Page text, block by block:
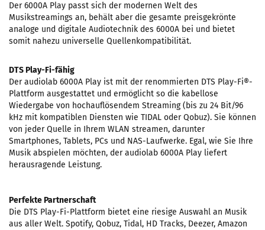
Der 6000A Play passt sich der modernen Welt des
Musikstreamings an, behält aber die gesamte preisgekrönte
analoge und digitale Audiotechnik des 6000A bei und bietet
somit nahezu universelle Quellenkompatibilität.
DTS Play-Fi-fähig
Der audiolab 6000A Play ist mit der renommierten DTS Play-Fi®-
Plattform ausgestattet und ermöglicht so die kabellose
Wiedergabe von hochauflösendem Streaming (bis zu 24 Bit/96
kHz mit kompatiblen Diensten wie TIDAL oder Qobuz). Sie können
von jeder Quelle in Ihrem WLAN streamen, darunter
Smartphones, Tablets, PCs und NAS-Laufwerke. Egal, wie Sie Ihre
Musik abspielen möchten, der audiolab 6000A Play liefert
herausragende Leistung.
Perfekte Partnerschaft
Die DTS Play-Fi-Plattform bietet eine riesige Auswahl an Musik
aus aller Welt. Spotify, Qobuz, Tidal, HD Tracks, Deezer, Amazon